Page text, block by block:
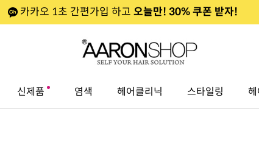
카카오 1초 간편가입 하고 오늘만! 30% 쿠폰 받자!
신제품 염색 헤어클리닉 스타일링